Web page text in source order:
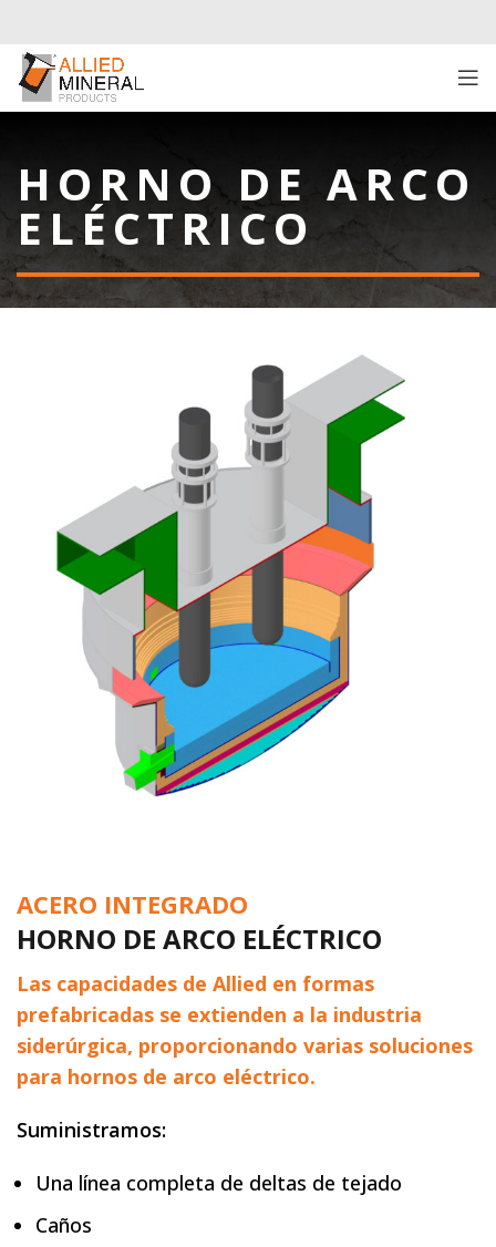
HORNO DE ARCO
ELÉCTRICO
ACERO INTEGRADO
HORNO DE ARCO ELÉCTRICO
Las capacidades de Allied en formas
prefabricadas se extienden a la industria
siderúrgica, proporcionando varias soluciones
para hornos de arco eléctrico.
Suministramos:
Una línea completa de deltas de tejado
Caños